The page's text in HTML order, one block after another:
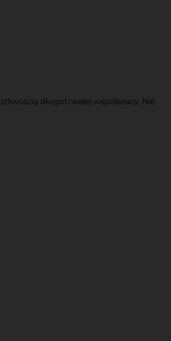
długotrwałej współpracy. Nie